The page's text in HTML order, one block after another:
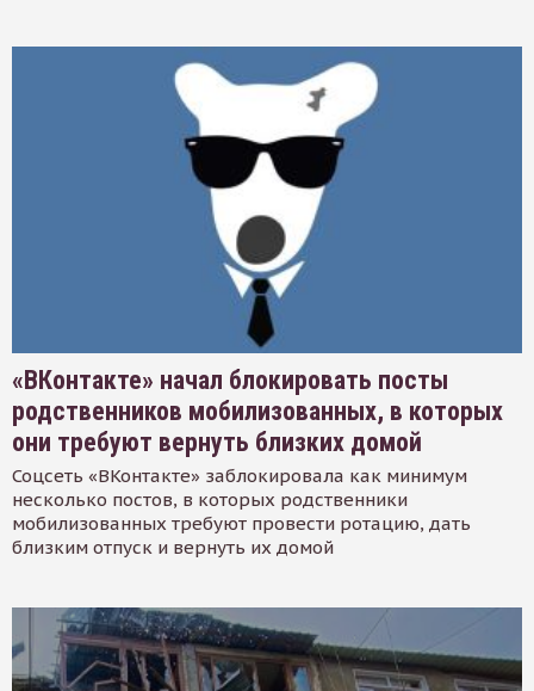
«ВКонтакте» начал блокировать посты
родственников мобилизованных, в которых
они требуют вернуть близких домой
Соцсеть «ВКонтакте» заблокировала как минимум
несколько постов, в которых родственники
мобилизованных требуют провести ротацию, дать
близким отпуск и вернуть их домой